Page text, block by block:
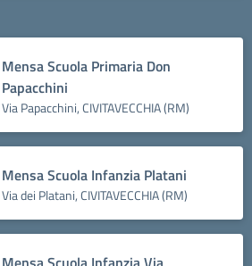
Mensa Scuola Primaria Don
Papacchini
Via Papacchini, CIVITAVECCHIA (RM)
Mensa Scuola Infanzia Platani
Via dei Platani, CIVITAVECCHIA (RM)